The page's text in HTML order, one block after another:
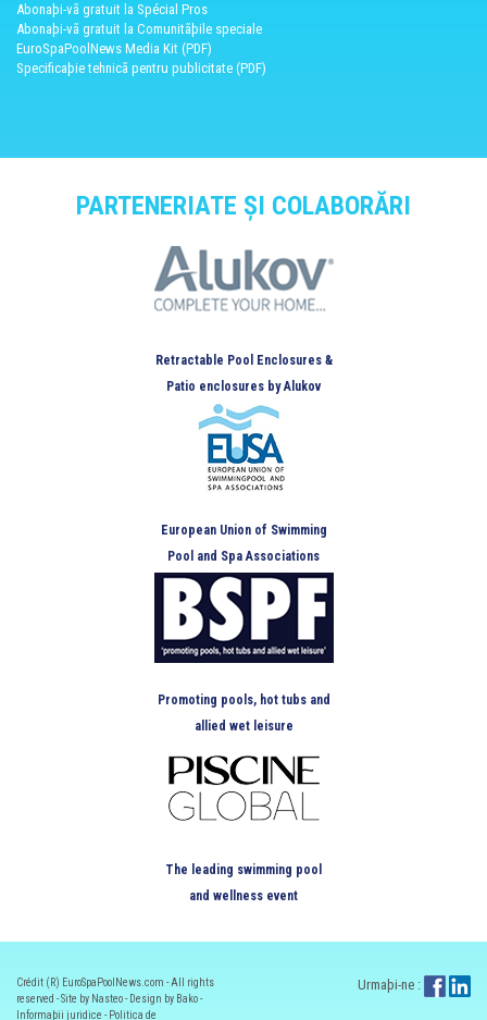
Abonaþi-vã gratuit la Spécial Pros
Abonaþi-vã gratuit la Comunitãþile speciale
EuroSpaPoolNews Media Kit (PDF)
Specificaþie tehnicã pentru publicitate (PDF)
PARTENERIATE ȘI COLABORĂRI
Retractable Pool Enclosures &
Patio enclosures by Alukov
European Union of Swimming
Pool and Spa Associations
Promoting pools, hot tubs and
allied wet leisure
The leading swimming pool
and wellness event
Crédit (R) EuroSpaPoolNews.com - All rights
reserved - Site by Nasteo - Design by Bako -
Informaþii juridice - Politica de
Urmaþi-ne :